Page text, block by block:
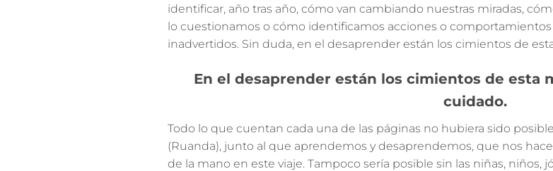
identificar, año tras año, cómo van cambiando nuestras miradas,
lo cuestionamos o cómo identificamos acciones o
inadvertidos. Sin duda, en el desaprender están los cimientos de
En el desaprender están los cimientos de esta
cuidado.
Todo lo que cuentan cada una de las páginas no hubiera sido
(Ruanda), junto al que aprendemos y desaprendemos, que nos
de la mano en este viaje. Tampoco sería posible sin las niñas, niños,